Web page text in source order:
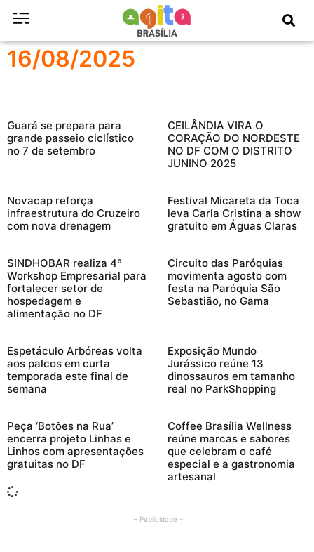
16/08/2025
Guará se prepara para
grande passeio ciclístico
no 7 de setembro
CEILÂNDIA VIRA O
CORAÇÃO DO NORDESTE
NO DF COM O DISTRITO
JUNINO 2025
Novacap reforça
infraestrutura do Cruzeiro
com nova drenagem
Festival Micareta da Toca
leva Carla Cristina a show
gratuito em Águas Claras
SINDHOBAR realiza 4º
Workshop Empresarial para
fortalecer setor de
hospedagem e
alimentação no DF
Circuito das Paróquias
movimenta agosto com
festa na Paróquia São
Sebastião, no Gama
Espetáculo Arbóreas volta
aos palcos em curta
temporada este final de
semana
Exposição Mundo
Jurássico reúne 13
dinossauros em tamanho
real no ParkShopping
Peça ‘Botões na Rua’
encerra projeto Linhas e
Linhos com apresentações
gratuitas no DF
Coffee Brasília Wellness
reúne marcas e sabores
que celebram o café
especial e a gastronomia
artesanal
– Publicidade –